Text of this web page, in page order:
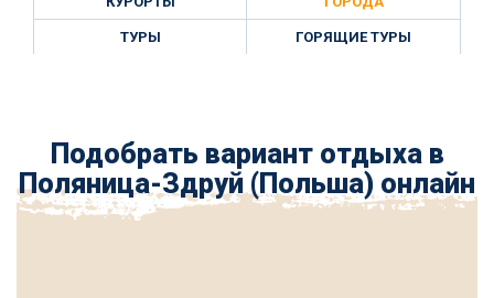
ТУРЫ ГОРЯЩИЕ ТУРЫ
Подобрать вариант отдыха в
Поляница-Здруй (Польша) онлайн